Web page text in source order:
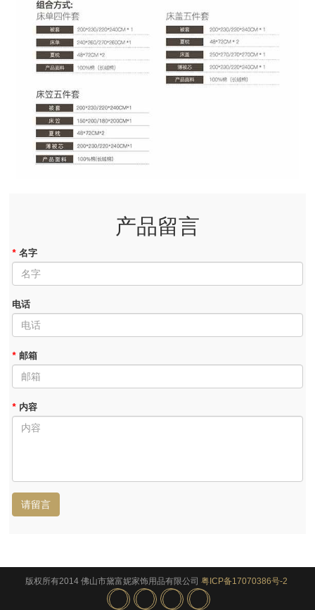
产品留言
* 名字
电话
* 邮箱
* 内容
请留言
版权所有2014 佛山市黛富妮家饰用品有限公司 粤ICP备17070386号-2